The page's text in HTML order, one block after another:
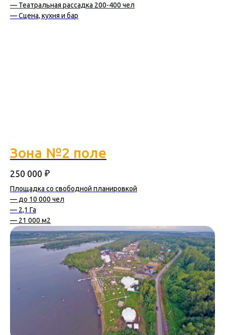
— Театральная рассадка 200-400 чел
— Сцена, кухня и бар
Зона №2 поле
250 000 ₽
Площадка со свободной планировкой
— до 10 000 чел
— 2,1 Га
— 21 000 м2